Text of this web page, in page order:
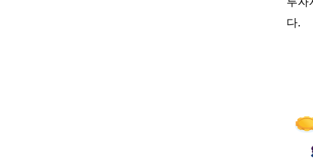
다.